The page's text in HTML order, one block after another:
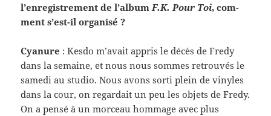
l’enregistrement de l’album F.K. Pour Toi, com­
ment s’est-il organisé ?
Cya­nure : Kesdo m’avait appris le décès de Fredy
dans la semaine, et nous nous sommes retrou­vés le
samedi au stu­dio. Nous avons sorti plein de vinyles
dans la cour, on regar­dait un peu les objets de Fredy.
On a pensé à un morceau hom­mage avec plus